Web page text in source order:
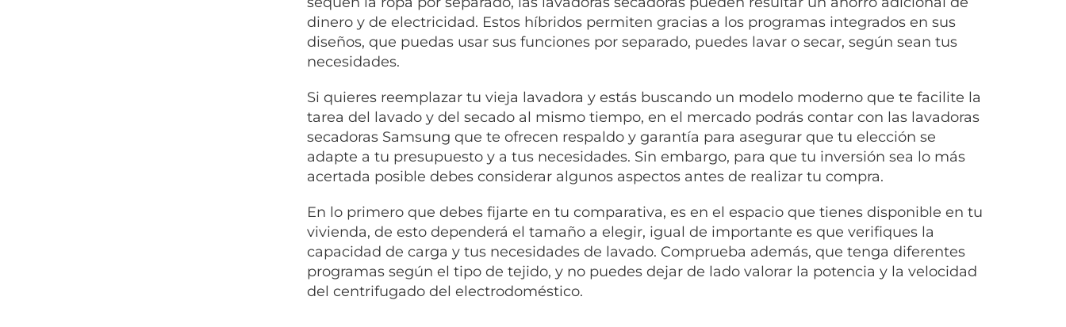
dinero y de electricidad. Estos híbridos permiten gracias a los programas integrados en sus
diseños, que puedas usar sus funciones por separado, puedes lavar o secar, según sean tus
necesidades.
Si quieres reemplazar tu vieja lavadora y estás buscando un modelo moderno que te facilite la
tarea del lavado y del secado al mismo tiempo, en el mercado podrás contar con las lavadoras
secadoras Samsung que te ofrecen respaldo y garantía para asegurar que tu elección se
adapte a tu presupuesto y a tus necesidades. Sin embargo, para que tu inversión sea lo más
acertada posible debes considerar algunos aspectos antes de realizar tu compra.
En lo primero que debes fijarte en tu comparativa, es en el espacio que tienes disponible en tu
vivienda, de esto dependerá el tamaño a elegir, igual de importante es que verifiques la
capacidad de carga y tus necesidades de lavado. Comprueba además, que tenga diferentes
programas según el tipo de tejido, y no puedes dejar de lado valorar la potencia y la velocidad
del centrifugado del electrodoméstico.